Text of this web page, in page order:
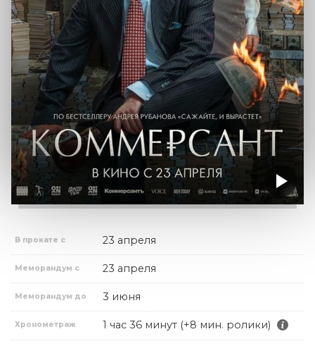
В прокате с 23 апреля
Меморандум с 23 апреля
Меморандум до 3 июня
Хронометраж 1 час 36 минут (+8 мин. ролики)